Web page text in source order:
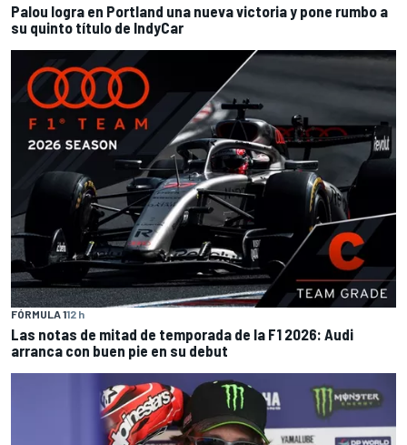
Palou logra en Portland una nueva victoria y pone rumbo a
su quinto título de IndyCar
FÓRMULA 112 h
Las notas de mitad de temporada de la F1 2026: Audi
arranca con buen pie en su debut